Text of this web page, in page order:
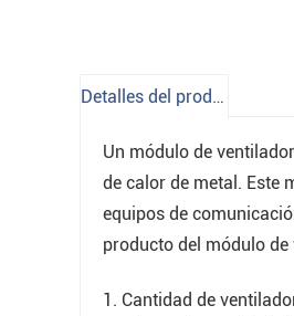
Detalles del producto
Un módulo de
de calor de metal. Este
equipos de
producto del módulo de
1. Cantidad de